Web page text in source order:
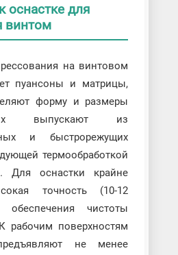
оснастке для
винтом
на винтовом
пуансоны и матрицы,
форму и размеры
выпускают из
и быстрорежущих
термообработкой
Для оснастки крайне
точность (10-12
обеспечения чистоты
рабочим поверхностям
не менее